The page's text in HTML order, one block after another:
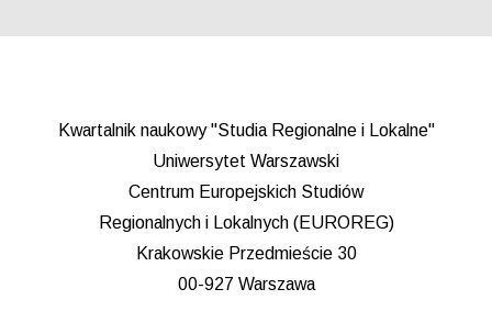
Kwartalnik naukowy "Studia Regionalne i Lokalne"
Uniwersytet Warszawski
Centrum Europejskich Studiów
Regionalnych i Lokalnych (EUROREG)
Krakowskie Przedmieście 30
00-927 Warszawa